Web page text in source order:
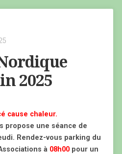
2025
cause chaleur.
propose une séance de
Rendez-vous parking du
à 08h00pour un